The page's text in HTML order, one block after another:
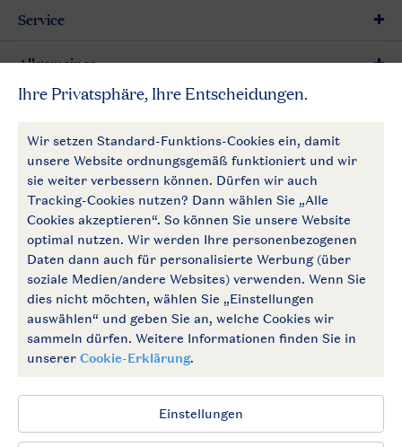
Follow Us
facebookinstagram
Zum Newsletter anmelden
Service
Allgemeines
Mehr Landal
Zahlungsmöglichkeiten
Allgemeine Bedingungen Impressum